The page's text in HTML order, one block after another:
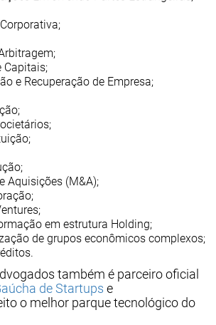
Capitais;
e Recuperação de Empresa;
Aquisições (M&A);
em estrutura Holding;
de grupos econômicos complexos;
também é parceiro oficial
de Startups e
o melhor parque tecnológico do